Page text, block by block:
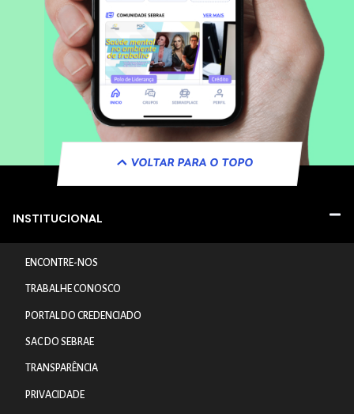
VOLTAR PARA O TOPO
INSTITUCIONAL
ENCONTRE-NOS
TRABALHE CONOSCO
PORTAL DO CREDENCIADO
SAC DO SEBRAE
TRANSPARÊNCIA
PRIVACIDADE